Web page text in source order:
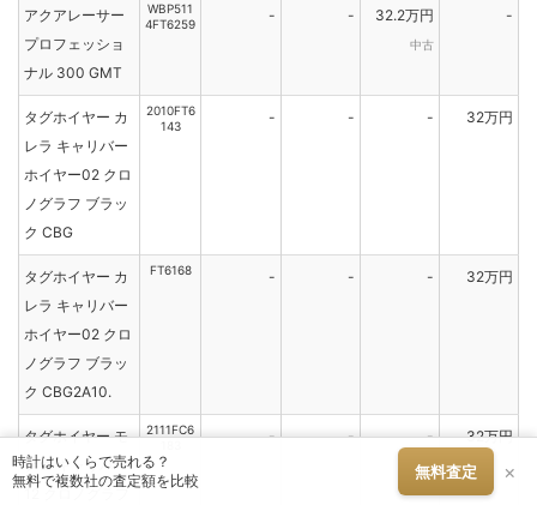
アクアレーサー
プロフェッショ
ナル 300 GMT
WBP511
4FT6259
- - 32.2万円
中古
-
タグホイヤー カ
レラ キャリバー
ホイヤー02 クロ
ノグラフ ブラッ
ク CBG
2010FT6
143
- - - 32万円
タグホイヤー カ
レラ キャリバー
ホイヤー02 クロ
ノグラフ ブラッ
ク CBG2A10.
FT6168 - - - 32万円
タグホイヤー モ
ナコ キャリバー
12 クロノグラフ
2111FC6
- - - 32万円
時計はいくらで売れる？
無料で複数社の査定額を比較
無料査定 ×